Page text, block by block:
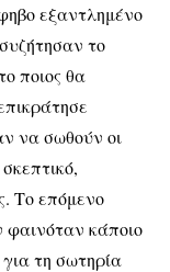
εξαντλημένο
το
ποιος θα
να σωθούν οι
Το επόμενο
φαινόταν κάποιο
τη σωτηρία